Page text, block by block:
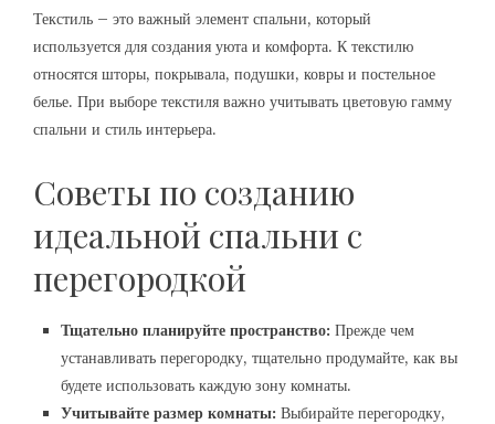
Текстиль – это важный элемент спальни, который
используется для создания уюта и комфорта. К текстилю
относятся шторы, покрывала, подушки, ковры и постельное
белье. При выборе текстиля важно учитывать цветовую гамму
спальни и стиль интерьера.
Советы по созданию
идеальной спальни с
перегородкой
Тщательно планируйте пространство: Прежде чем
устанавливать перегородку, тщательно продумайте, как вы
будете использовать каждую зону комнаты.
Учитывайте размер комнаты: Выбирайте перегородку,